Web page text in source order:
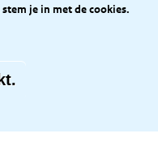
je in met de cookies.